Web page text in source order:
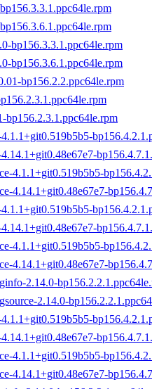
bp156.3.3.1.ppc64le.rpm
bp156.3.6.1.ppc64le.rpm
bp156.2.2.ppc64le.rpm
bp156.2.3.1.ppc64le.rpm
4.1.1+git0.519b5b5-
4.14.1+git0.48e67e7-
4.1.1+git0.519b5b5-
4.14.1+git0.48e67e7-
2.14.0-
2.14.0-
4.1.1+git0.519b5b5-
4.14.1+git0.48e67e7-